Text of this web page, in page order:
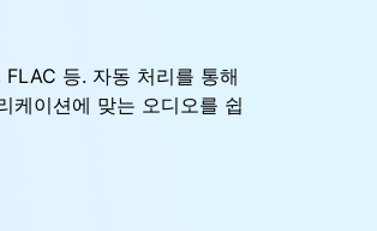
등. 자동 처리를 통해
케이션에 맞는 오디오를 쉽